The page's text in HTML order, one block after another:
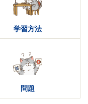
学習方法
問題